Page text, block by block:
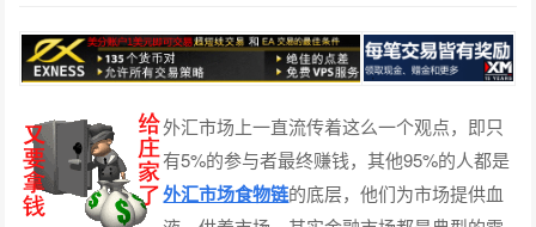
外汇市场上一直流传着这么一个观点，即只
有5%的参与者最终赚钱，其他95%的人都是
外汇市场食物链的底层，他们为市场提供血